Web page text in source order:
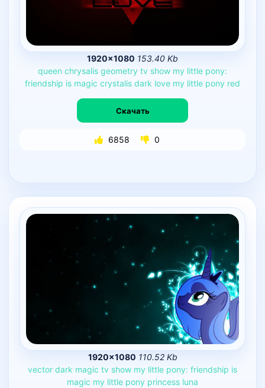
1920×1080 153.40 Kb
queen chrysalis geometry tv show my little pony:
friendship is magic crystalis dark love my little pony red
Скачать
6858 0
1920×1080 110.52 Kb
vector dark magic tv show my little pony: friendship is
magic my little pony princess luna